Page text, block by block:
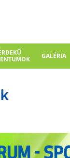
GALÉRIA